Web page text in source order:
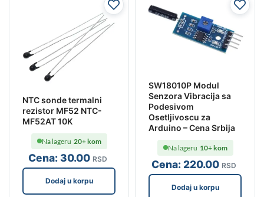
NTC sonde termalni
rezistor MF52 NTC-
MF52AT 10K
Cena:30.00 RSD
Na lageru 20+ kom
Dodaj u korpu
SW18010P Modul
Senzora Vibracija sa
Podesivom
Osetljivoscu za
Arduino – Cena Srbija
Cena: 220.00 RSD
Na lageru 10+ kom
Dodaj u korpu